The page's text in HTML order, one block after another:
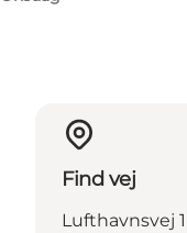
Find vej
Lufthavnsvej 1